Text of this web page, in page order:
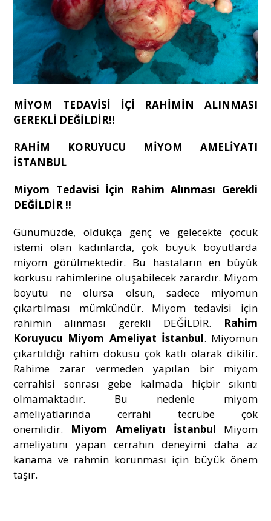
MİYOM TEDAVİSİ İÇİ RAHİMİN ALINMASI
GEREKLİ DEĞİLDİR!!
RAHİM KORUYUCU MİYOM AMELİYATI
İSTANBUL
Miyom Tedavisi İçin Rahim Alınması Gerekli
DEĞİLDİR !!
Günümüzde, oldukça genç ve gelecekte çocuk
istemi olan kadınlarda, çok büyük boyutlarda
miyom görülmektedir. Bu hastaların en büyük
korkusu rahimlerine oluşabilecek zarardır. Miyom
boyutu ne olursa olsun, sadece miyomun
çıkartılması mümkündür. Miyom tedavisi için
rahimin alınması gerekli DEĞİLDİR.
Rahim
Koruyucu Miyom Ameliyat İstanbul. Miyomun
çıkartıldığı rahim dokusu çok katlı olarak dikilir.
Rahime zarar vermeden yapılan bir miyom
cerrahisi sonrası gebe kalmada hiçbir sıkıntı
olmamaktadır. Bu nedenle miyom
ameliyatlarında cerrahi tecrübe çok
önemlidir. Miyom Ameliyatı İstanbul Miyom
ameliyatını yapan cerrahın deneyimi daha az
kanama ve rahmin korunması için büyük önem
taşır.